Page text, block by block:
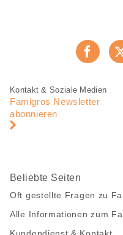
Fusszeile
Fusszeile
Navigation
Kontakt & Soziale Medien
Famigros Newsletter
abonnieren
Beliebte Seiten
Oft gestellte Fragen zu
Alle Informationen zum